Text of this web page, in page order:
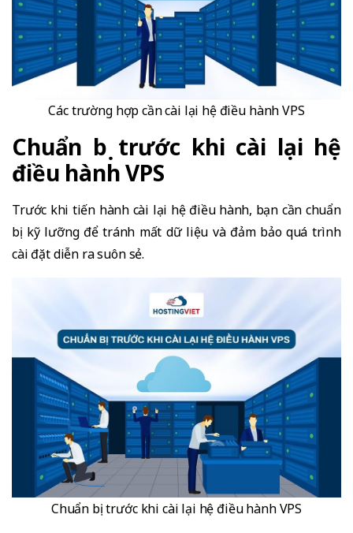
Các trường hợp cần cài lại hệ điều hành VPS
Chuẩn bị trước khi cài lại hệ
điều hành VPS
Trước khi tiến hành cài lại hệ điều hành, bạn cần chuẩn
bị kỹ lưỡng để tránh mất dữ liệu và đảm bảo quá trình
cài đặt diễn ra suôn sẻ.
Chuẩn bị trước khi cài lại hệ điều hành VPS